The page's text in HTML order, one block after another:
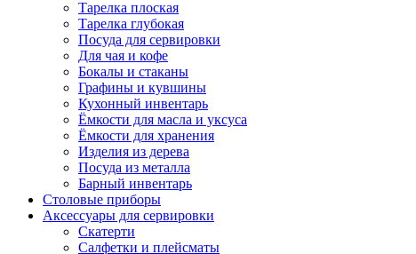
Тарелка плоская
Тарелка глубокая
Посуда для сервировки
Для чая и кофе
Бокалы и стаканы
Графины и кувшины
Кухонный инвентарь
Ёмкости для масла и уксуса
Ёмкости для хранения
Изделия из дерева
Посуда из металла
Барный инвентарь
Столовые приборы
Аксессуары для сервировки
Скатерти
Cалфетки и плейсматы